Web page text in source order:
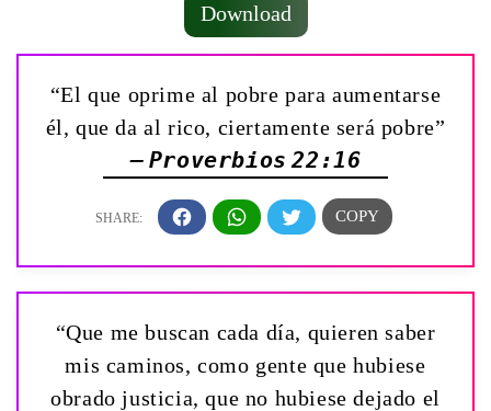
Download
“El que oprime al pobre para aumentarse
él, que da al rico, ciertamente será pobre”
— Proverbios 22:16
“Que me buscan cada día, quieren saber
mis caminos, como gente que hubiese
obrado justicia, que no hubiese dejado el